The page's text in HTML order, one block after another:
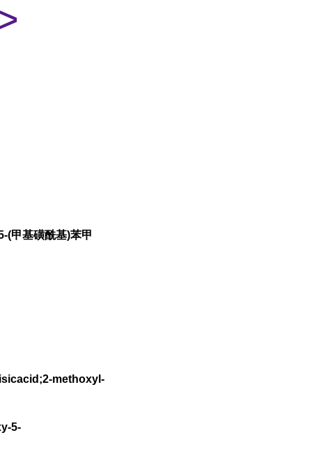
(甲基磺酰基)苯甲
methoxyl-
5-